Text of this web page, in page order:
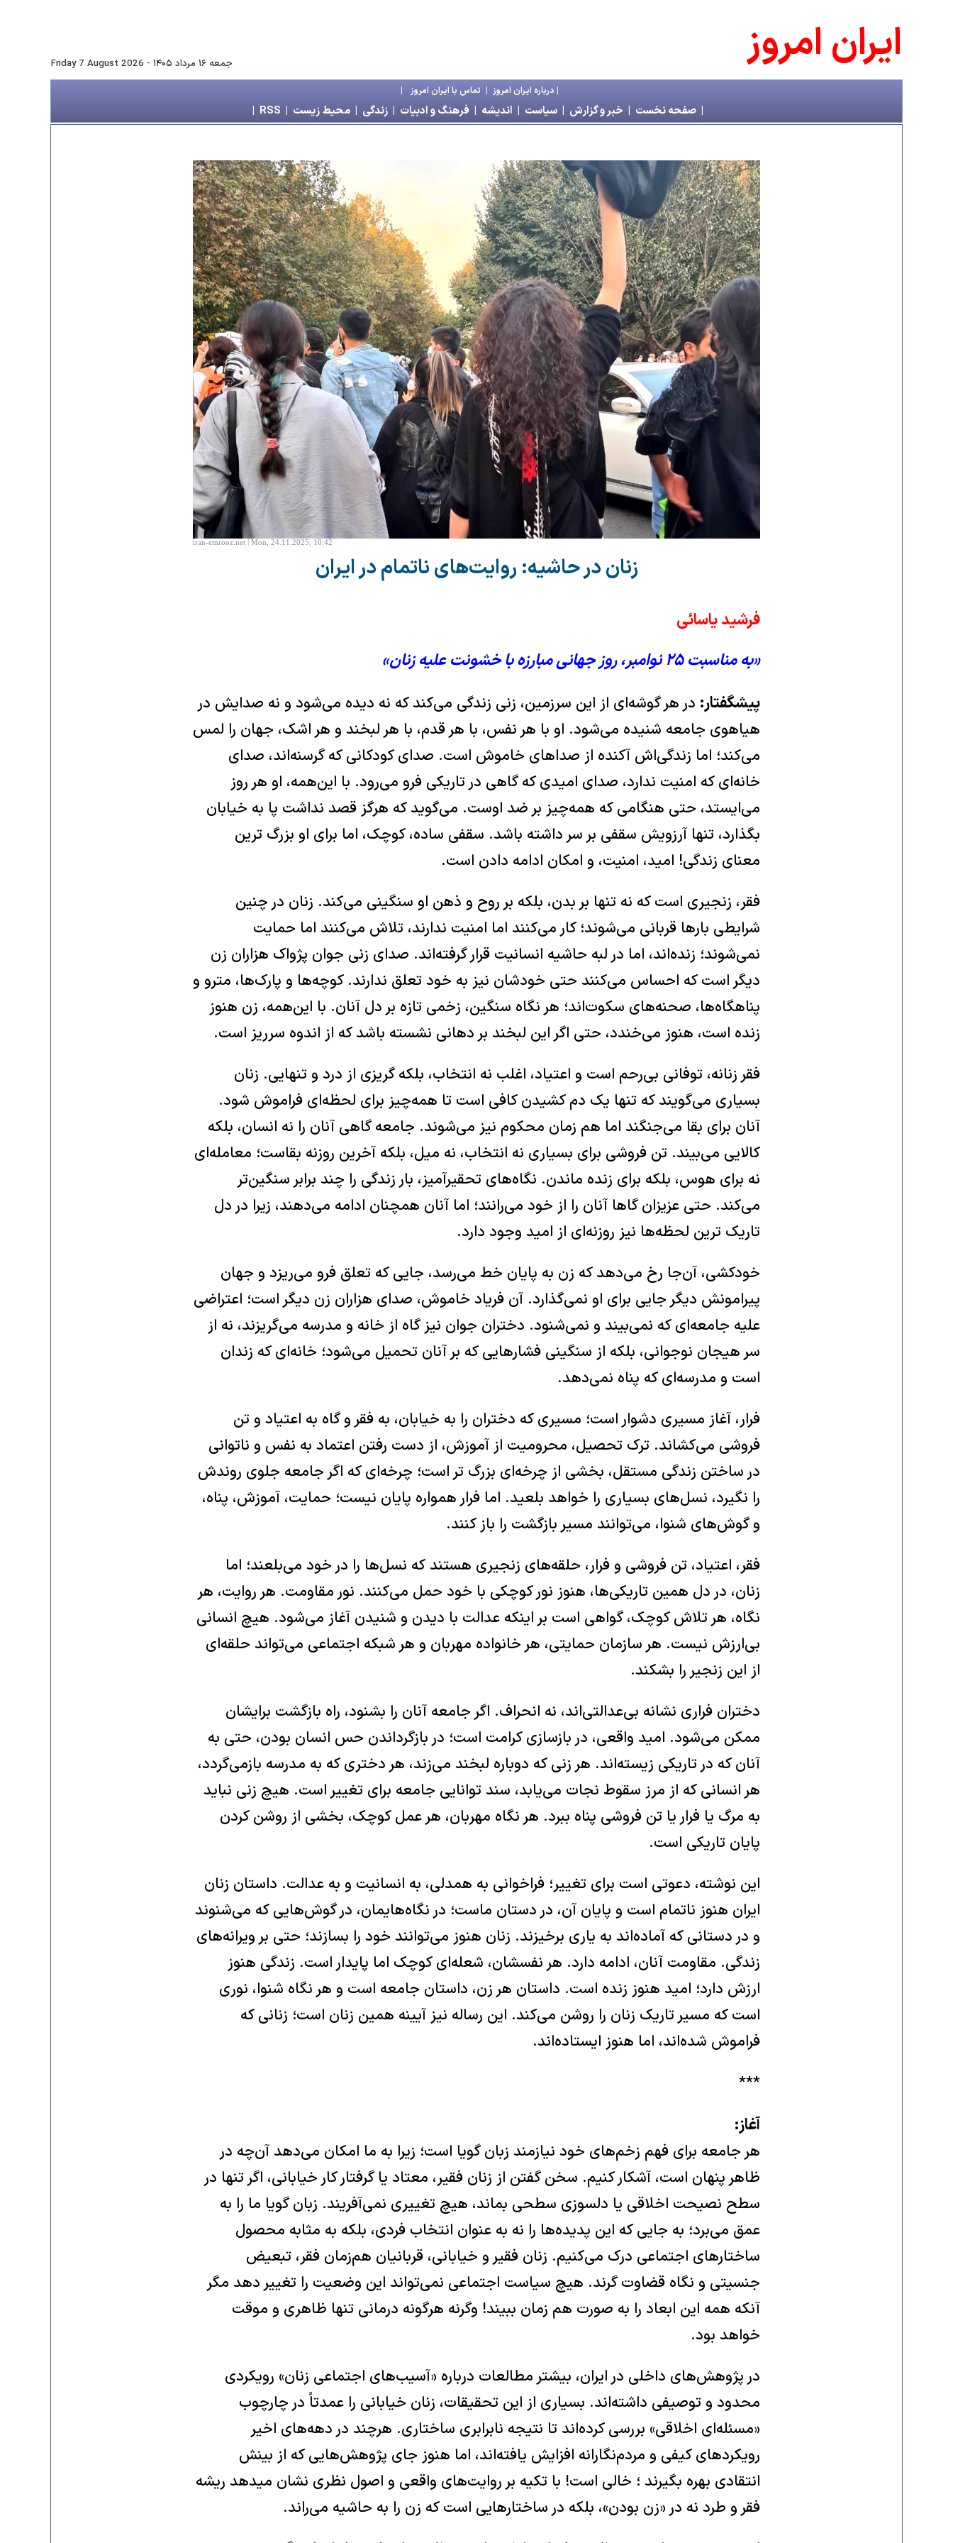
جمعه ۱۶ مرداد ۱۴۰۵ -
Friday 7 August 2026 ايران امروز
|درباره ايران امروز | تماس با ايران امروز |
| صفحه نخست | خبر و گزارش | سياست | انديشه | فرهنگ و ادبيات | زندگی | محیط زیست |
RSS
|
iran-emrooz.net | Mon, 24.11.2025, 10:42
زنان در حاشیه: روایت‌های ناتمام در ایران
فرشید یاسائی
«به مناسبت ۲۵ نوامبر، روز جهانی مبارزه با خشونت علیه زنان»
پیشگفتار: در هر گوشه‌ای از این سرزمین، زنی زندگی می‌کند که نه دیده می‌شود و نه صدایش در
هیاهوی جامعه شنیده می‌شود. او با هر نفس، با هر قدم، با هر لبخند و هر اشک، جهان را لمس
می‌کند؛ اما زندگی‌اش آکنده از صداهای خاموش است. صدای کودکانی که گرسنه‌اند، صدای
خانه‌ای که امنیت ندارد، صدای امیدی که گاهی در تاریکی فرو می‌رود. با این‌همه، او هر روز
می‌ایستد، حتی هنگامی ‌که همه‌چیز بر ضد اوست. می‌گوید که هرگز قصد نداشت پا به خیابان
بگذارد، تنها آرزویش سقفی بر سر داشته باشد. سقفی ساده، کوچک، اما برای او بزرگ‌ ترین
معنای زندگی! امید، امنیت، و امکان ادامه دادن است.
فقر، زنجیری است که نه تنها بر بدن، بلکه بر روح و ذهن او سنگینی می‌کند. زنان در چنین
شرایطی بارها قربانی می‌شوند؛ کار می‌کنند اما امنیت ندارند، تلاش می‌کنند اما حمایت
نمی‌شوند؛ زنده‌اند، اما در لبه حاشیه انسانیت قرار گرفته‌اند. صدای زنی جوان پژواک هزاران زن
دیگر است که احساس می‌کنند حتی خودشان نیز به خود تعلق ندارند. کوچه‌ها و پارک‌ها، مترو و
پناهگاه‌ها، صحنه‌های سکوت‌اند؛ هر نگاه سنگین، زخمی تازه بر دل آنان. با این‌همه، زن هنوز
زنده است، هنوز می‌خندد، حتی اگر این لبخند بر دهانی نشسته باشد که از اندوه سرریز است.
فقر زنانه، توفانی بی‌رحم است و اعتیاد، اغلب نه انتخاب، بلکه گریزی از درد و تنهایی. زنان
بسیاری می‌گویند که تنها یک دم کشیدن کافی است تا همه‌چیز برای لحظه‌ای فراموش شود.
آنان برای بقا می‌جنگند اما هم ‌زمان محکوم نیز می‌شوند. جامعه گاهی آنان را نه انسان، بلکه
کالایی می‌بیند. تن ‌فروشی برای بسیاری نه انتخاب، نه میل، بلکه آخرین روزنه بقاست؛ معامله‌ای
نه برای هوس، بلکه برای زنده ماندن. نگاه‌های تحقیرآمیز، بار زندگی را چند برابر سنگین‌تر
می‌کند. حتی عزیزان گاها آنان را از خود می‌رانند؛ اما آنان همچنان ادامه می‌دهند، زیرا در دل
تاریک ‌ترین لحظه‌ها نیز روزنه‌ای از امید وجود دارد.
خودکشی، آن‌جا رخ می‌دهد که زن به پایان خط می‌رسد، جایی که تعلق فرو می‌ریزد و جهان
پیرامونش دیگر جایی برای او نمی‌گذارد. آن فریاد خاموش، صدای هزاران زن دیگر است؛ اعتراضی
علیه جامعه‌ای که نمی‌بیند و نمی‌شنود. دختران جوان نیز گاه از خانه و مدرسه می‌گریزند، نه از
سر هیجان نوجوانی، بلکه از سنگینی فشارهایی که بر آنان تحمیل می‌شود؛ خانه‌ای که زندان
است و مدرسه‌ای که پناه نمی‌دهد.
فرار، آغاز مسیری دشوار است؛ مسیری که دختران را به خیابان، به فقر و گاه به اعتیاد و تن
‌فروشی می‌کشاند. ترک تحصیل، محرومیت از آموزش، از دست رفتن اعتماد به نفس و ناتوانی
در ساختن زندگی مستقل، بخشی از چرخه‌ای بزرگ‌ تر است؛ چرخه‌ای که اگر جامعه جلوی روندش
را نگیرد، نسل‌های بسیاری را خواهد بلعید. اما فرار همواره پایان نیست؛ حمایت، آموزش، پناه،
و گوش‌های شنوا، می‌توانند مسیر بازگشت را باز کنند.
فقر، اعتیاد، تن ‌فروشی و فرار، حلقه‌های زنجیری هستند که نسل‌ها را در خود می‌بلعند؛ اما
زنان، در دل همین تاریکی‌ها، هنوز نور کوچکی با خود حمل می‌کنند. نور مقاومت. هر روایت، هر
نگاه، هر تلاش کوچک، گواهی است بر اینکه عدالت با دیدن و شنیدن آغاز می‌شود. هیچ انسانی
بی‌ارزش نیست. هر سازمان حمایتی، هر خانواده مهربان و هر شبکه اجتماعی می‌تواند حلقه‌ای
از این زنجیر را بشکند.
دختران فراری نشانه بی‌عدالتی‌اند، نه انحراف. اگر جامعه آنان را بشنود، راه بازگشت برایشان
ممکن می‌شود. امید واقعی، در بازسازی کرامت است؛ در بازگرداندن حس انسان بودن، حتی به
آنان که در تاریکی زیسته‌اند. هر زنی که دوباره لبخند می‌زند، هر دختری که به مدرسه بازمی‌گردد،
هر انسانی که از مرز سقوط نجات می‌یابد، سند توانایی جامعه برای تغییر است. هیچ زنی نباید
به مرگ یا فرار یا تن ‌فروشی پناه ببرد. هر نگاه مهربان، هر عمل کوچک، بخشی از روشن کردن
پایان تاریکی است.
این نوشته، دعوتی است برای تغییر؛ فراخوانی به همدلی، به انسانیت و به عدالت. داستان زنان
ایران هنوز ناتمام است و پایان آن، در دستان ماست؛ در نگاه‌هایمان، در گوش‌هایی که می‌شنوند
و در دستانی که آماده‌اند به یاری برخیزند. زنان هنوز می‌توانند خود را بسازند؛ حتی بر ویرانه‌های
زندگی. مقاومت آنان، ادامه دارد. هر نفسشان، شعله‌ای کوچک اما پایدار است. زندگی هنوز
ارزش دارد؛ امید هنوز زنده است. داستان هر زن، داستان جامعه است و هر نگاه شنوا، نوری
است که مسیر تاریک زنان را روشن می‌کند. این رساله نیز آیینه همین زنان است؛ زنانی که
فراموش شده‌اند، اما هنوز ایستاده‌اند.
***
آغاز:
هر جامعه برای فهم زخم‌های خود نیازمند زبان گویا است؛ زیرا به ما امکان می‌دهد آن‌چه در
ظاهر پنهان است، آشکار کنیم. سخن گفتن از زنان فقیر، معتاد یا گرفتار کار خیابانی، اگر تنها در
سطح نصیحت اخلاقی یا دلسوزی سطحی بماند، هیچ تغییری نمی‌آفریند. زبان گویا ما را به
عمق می‌برد؛ به جایی که این پدیده‌ها را نه به عنوان انتخاب فردی، بلکه به مثابه محصول
ساختارهای اجتماعی درک می‌کنیم. زنان فقیر و خیابانی، قربانیان هم‌زمان فقر، تبعیض
جنسیتی و نگاه قضاوت‌ گرند. هیچ سیاست اجتماعی نمی‌تواند این وضعیت را تغییر دهد مگر
آنکه همه این ابعاد را به‌ صورت هم‌ زمان ببیند! وگرنه هرگونه درمانی تنها ظاهری و موقت
خواهد بود.
در پژوهش‌های داخلی در ایران، بیشتر مطالعات درباره «آسیب‌های اجتماعی زنان» رویکردی
محدود و توصیفی داشته‌اند. بسیاری از این تحقیقات، زنان خیابانی را عمدتاً در چارچوب
«مسئله‌ای اخلاقی» بررسی کرده‌اند تا نتیجه نابرابری ساختاری. هرچند در دهه‌های اخیر
رویکردهای کیفی و مردم‌نگارانه افزایش یافته‌اند، اما هنوز جای پژوهش‌هایی که از بینش
انتقادی بهره بگیرند ؛ خالی است! با تکیه بر روایت‌های واقعی و اصول نظری نشان میدهد ریشه
فقر و طرد نه در «زن بودن»، بلکه در ساختارهایی است که زن را به حاشیه می‌راند.